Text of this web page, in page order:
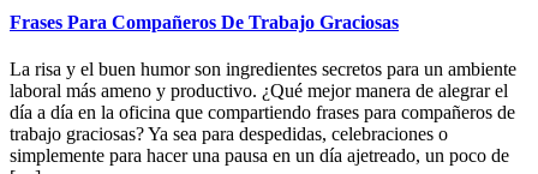
Frases Para Compañeros De Trabajo Graciosas
La risa y el buen humor son ingredientes secretos para un ambiente
laboral más ameno y productivo. ¿Qué mejor manera de alegrar el
día a día en la oficina que compartiendo frases para compañeros de
trabajo graciosas? Ya sea para despedidas, celebraciones o
simplemente para hacer una pausa en un día ajetreado, un poco de